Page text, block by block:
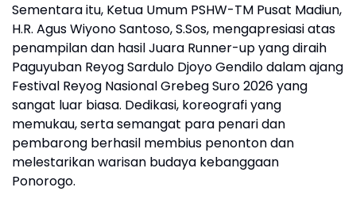
Sementara itu, Ketua Umum PSHW-TM Pusat Madiun,
H.R. Agus Wiyono Santoso, S.Sos, mengapresiasi atas
penampilan dan hasil Juara Runner-up yang diraih
Paguyuban Reyog Sardulo Djoyo Gendilo dalam ajang
Festival Reyog Nasional Grebeg Suro 2026 yang
sangat luar biasa. Dedikasi, koreografi yang
memukau, serta semangat para penari dan
pembarong berhasil membius penonton dan
melestarikan warisan budaya kebanggaan
Ponorogo.